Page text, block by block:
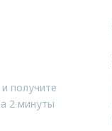
получите
2 минуты